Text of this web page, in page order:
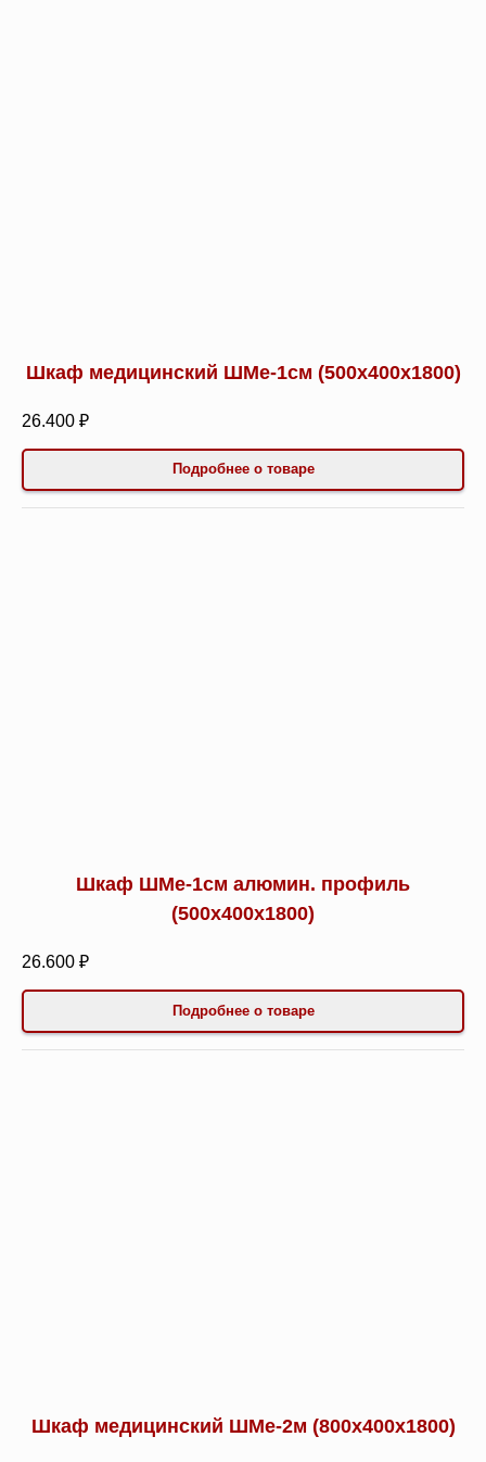
Шкаф медицинский ШМе-1см (500х400х1800)
26.400 ₽
Подробнее о товаре
Шкаф ШМе-1см алюмин. профиль
(500х400х1800)
26.600 ₽
Подробнее о товаре
Шкаф медицинский ШМе-2м (800х400х1800)